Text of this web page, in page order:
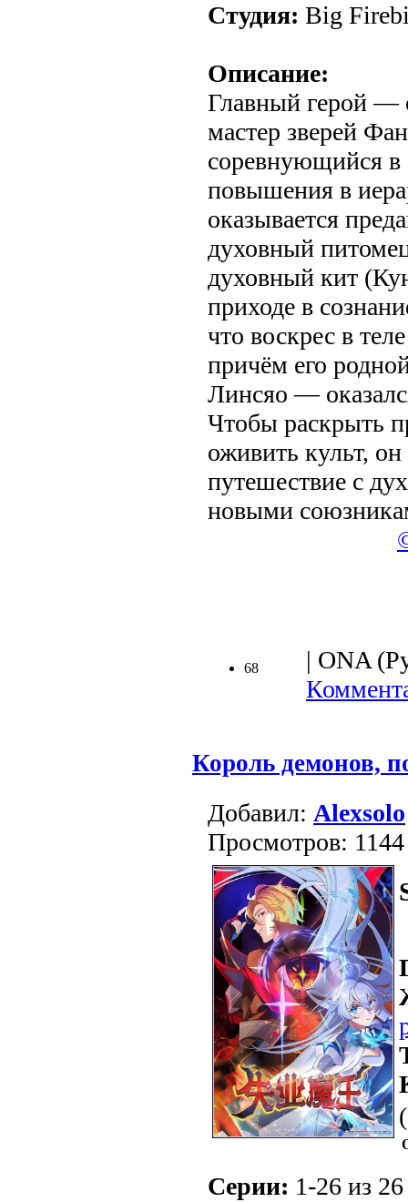
Студия: Big
Описание:
Главный герой —
мастер зверей
соревнующийся в
повышения в
оказывается
духовный
духовный кит
приходе в
что воскрес в
причём его
Линсяо —
Чтобы раскрыть
оживить культ, он
путешествие с
новыми
68
| ONA
Король демонов,
Добавил: Alexsolo
Просмотров: 1144
Серии: 1-26 из